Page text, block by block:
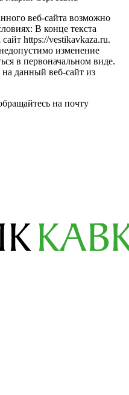
веб-сайта возможно
В конце текста
https://vestikavkaza.ru.
изменение
в первоначальном виде.
данный веб-сайт из
на почту